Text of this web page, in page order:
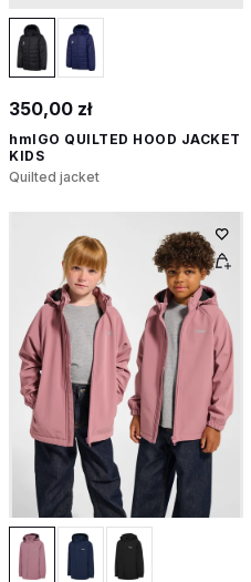
350,00 zł
hmlGO QUILTED HOOD JACKET
KIDS
Quilted jacket